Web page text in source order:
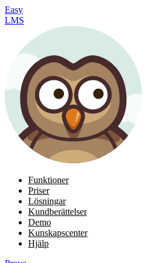
Easy
LMS
Funktioner
Priser
Lösningar
Kundberättelser
Demo
Kunskapscenter
Hjälp